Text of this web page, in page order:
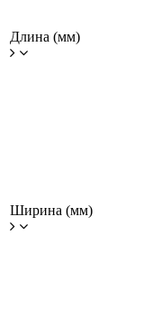
Длина (мм)
Ширина (мм)